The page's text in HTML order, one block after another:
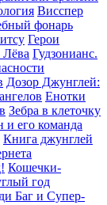
Висспер
фонарь
Герои
Лёва Гудзонианс.
Дозор Джунглей:
Енотки
Зебра в клеточку
и его команда
Книга джунглей
Кошечки-
год
Баг и Супер-